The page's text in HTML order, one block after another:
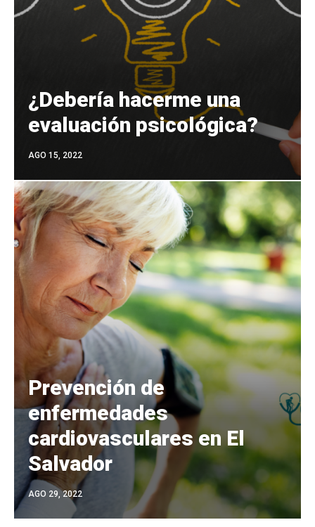
¿Debería hacerme una
evaluación psicológica?
AGO 15, 2022
Prevención de
enfermedades
cardiovasculares en El
Salvador
AGO 29, 2022